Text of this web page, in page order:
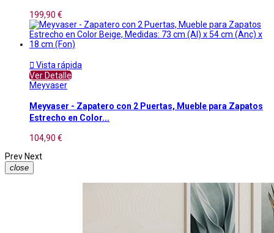
199,90 €
 Vista rápida
Ver Detalle
Meyvaser
Meyvaser - Zapatero con 2 Puertas, Mueble para Zapatos
Estrecho en Color...
104,90 €
Prev Next
close